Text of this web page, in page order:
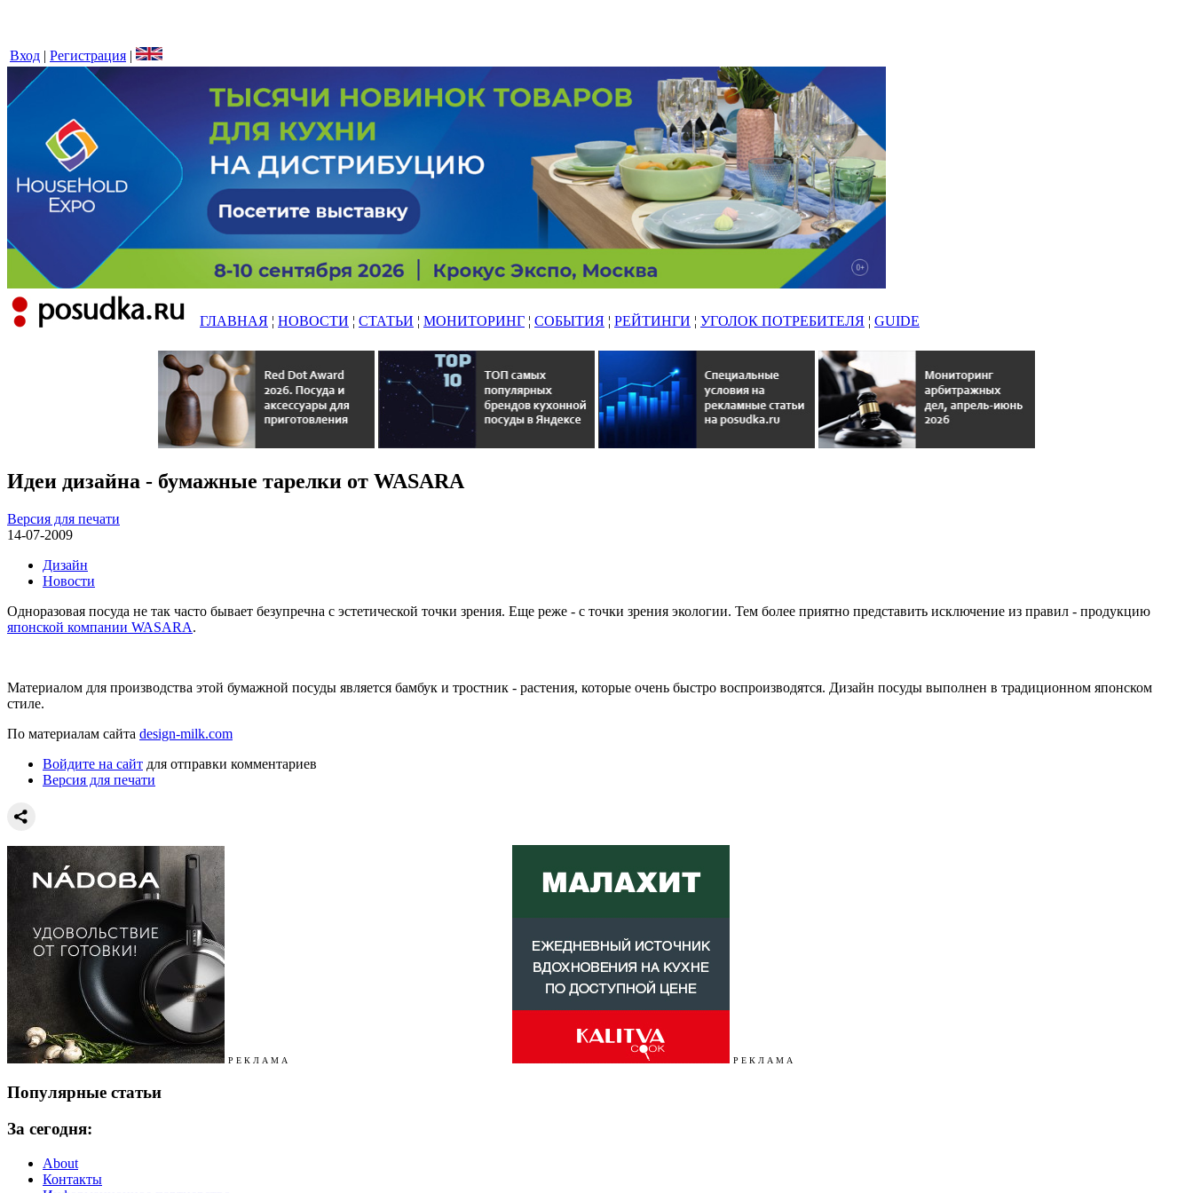
Вход | Регистрация |
ГЛАВНАЯ ¦ НОВОСТИ ¦ СТАТЬИ ¦ МОНИТОРИНГ ¦ СОБЫТИЯ ¦ РЕЙТИНГИ ¦ УГОЛОК ПОТРЕБИТЕЛЯ ¦ GUIDE
Идеи дизайна - бумажные тарелки от WASARA
Версия для печати
14-07-2009
Дизайн
Новости
Одноразовая посуда не так часто бывает безупречна с эстетической точки зрения. Еще реже - с точки зрения экологии. Тем более приятно представить исключение из правил - продукцию
японской компании WASARA.
Материалом для производства этой бумажной посуды является бамбук и тростник - растения, которые очень быстро воспроизводятся. Дизайн посуды выполнен в традиционном японском
стиле.
По материалам сайта design-milk.com
Войдите на сайт для отправки комментариев
Версия для печати
Р Е К Л А М А Р Е К Л А М А
Популярные статьи
За сегодня:
About
Контакты